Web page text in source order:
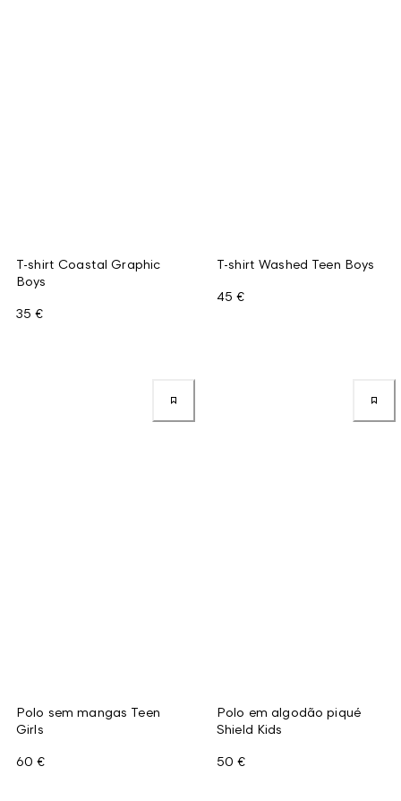
T-shirt Coastal Graphic
Boys
35 €
T-shirt Washed Teen Boys
45 €
Polo sem mangas Teen
Girls
60 €
Polo em algodão piqué
Shield Kids
50 €